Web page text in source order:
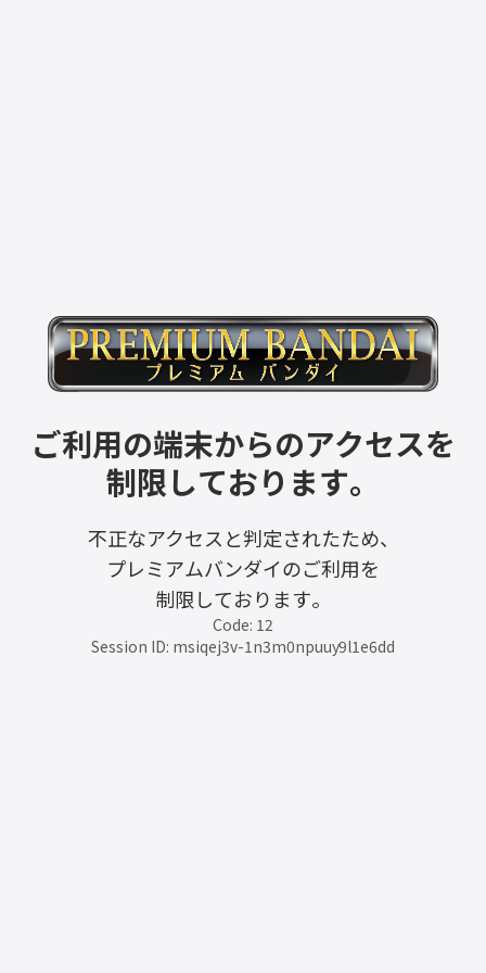
ご利用の端末からのアクセスを
制限しております。
不正なアクセスと判定されたため、
プレミアムバンダイのご利用を
制限しております。
Code: 12
Session ID: msiqej3v-1n3m0npuuy9l1e6dd